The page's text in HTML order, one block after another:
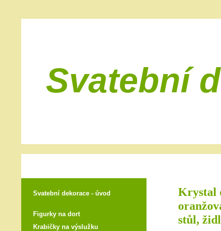
Svatební
Svatební dekorace - úvod
Figurky na dort
Krabičky na výslužku
Krystal
stůl,